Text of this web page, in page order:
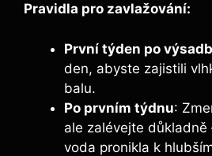
Pravidla pro zavlažování:
První týden po
den, abyste zajistili
balu.
Po prvním týdnu:
ale zalévejte
voda pronikla k